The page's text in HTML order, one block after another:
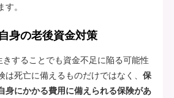
。
身の老後資金対策
きすることでも資金不足に陥る可能性
死亡に備えるものだけではなく、 保
身にかかる費用に備えられる保険があ